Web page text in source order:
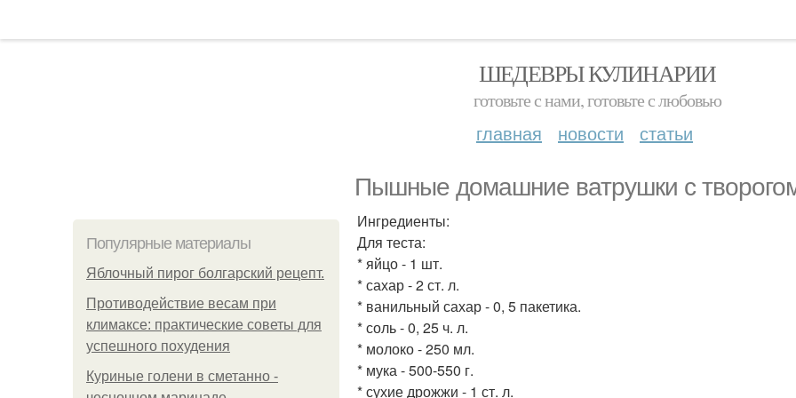
ШЕДЕВРЫ КУЛИНАРИИ
готовьте с нами, готовьте с любовью
главная новости статьи
Пышные домашние ватрушки с
Популярные материалы
Яблочный пирог болгарский рецепт.
Противодействие весам при
климаксе: практические советы для
успешного похудения
Куриные голени в сметанно -
Ингредиенты:
Для теста:
* яйцо - 1 шт.
* сахар - 2 ст. л.
* ванильный сахар - 0, 5 пакетика.
* соль - 0, 25 ч. л.
* молоко - 250 мл.
* мука - 500-550 г.
* сухие дрожжи - 1 ст. л.